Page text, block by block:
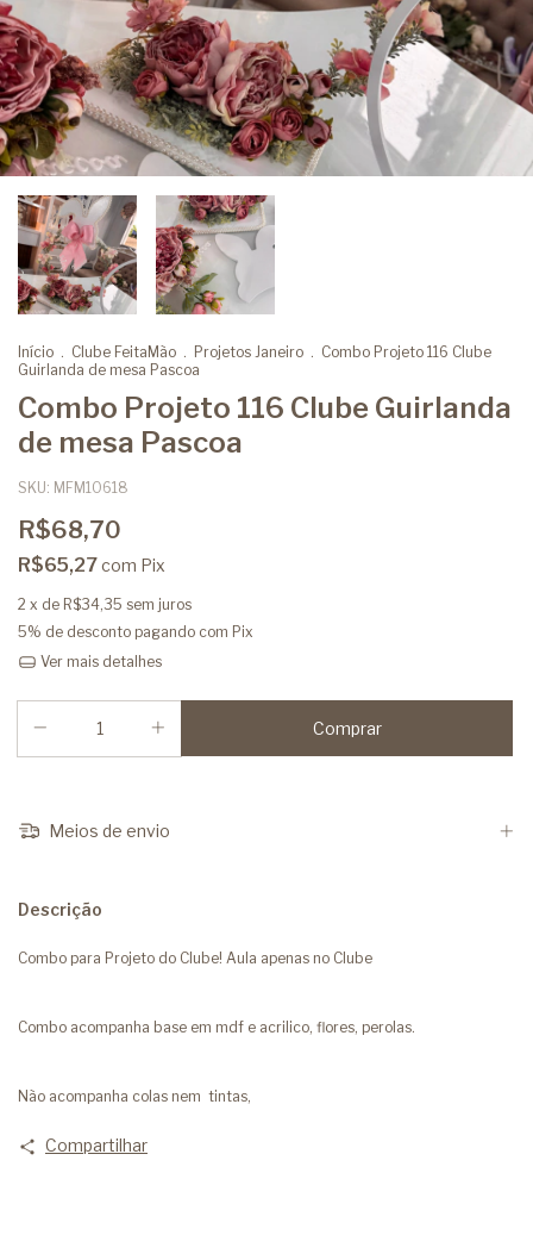
Início . Clube FeitaMão . Projetos Janeiro . Combo Projeto 116 Clube
Guirlanda de mesa Pascoa
Combo Projeto 116 Clube Guirlanda
de mesa Pascoa
SKU: MFM10618
R$68,70
R$65,27com Pix
2 x de R$34,35 sem juros
5% de desconto pagando com Pix
Ver mais detalhes
Meios de envio
Descrição
Combo para Projeto do Clube! Aula apenas no Clube
Combo acompanha base em mdf e acrilico, flores, perolas.
Não acompanha colas nem tintas,
Compartilhar